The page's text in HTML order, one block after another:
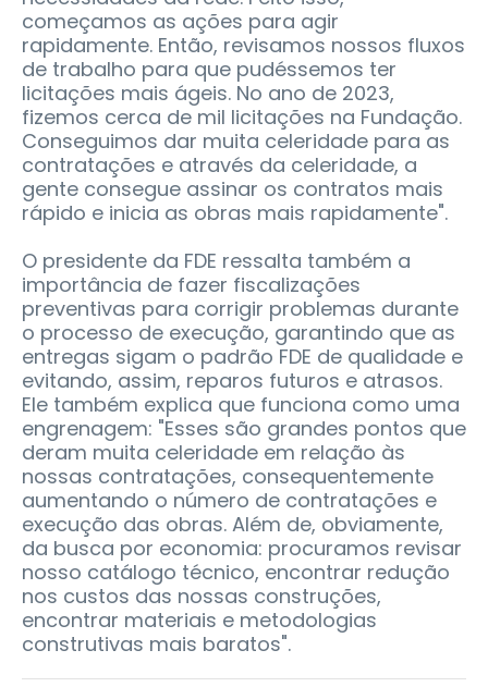
começamos as ações para agir
rapidamente. Então, revisamos nossos fluxos
de trabalho para que pudéssemos ter
licitações mais ágeis. No ano de 2023,
fizemos cerca de mil licitações na Fundação.
Conseguimos dar muita celeridade para as
contratações e através da celeridade, a
gente consegue assinar os contratos mais
rápido e inicia as obras mais rapidamente".
O presidente da FDE ressalta também a
importância de fazer fiscalizações
preventivas para corrigir problemas durante
o processo de execução, garantindo que as
entregas sigam o padrão FDE de qualidade e
evitando, assim, reparos futuros e atrasos.
Ele também explica que funciona como uma
engrenagem: "Esses são grandes pontos que
deram muita celeridade em relação às
nossas contratações, consequentemente
aumentando o número de contratações e
execução das obras. Além de, obviamente,
da busca por economia: procuramos revisar
nosso catálogo técnico, encontrar redução
nos custos das nossas construções,
encontrar materiais e metodologias
construtivas mais baratos".